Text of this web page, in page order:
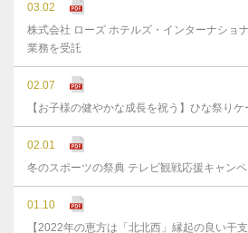
03.02
株式会社 ローズ ホテルズ・インターナショ
業務を受託
02.07
【お子様の健やかな成長を祝う】ひな祭りケ
02.01
冬のスポーツの祭典 テレビ観戦応援キャン
01.10
【2022年の恵方は「北北西」縁起の良い干